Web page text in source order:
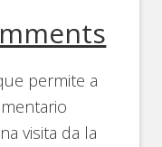
permite a
visita da la